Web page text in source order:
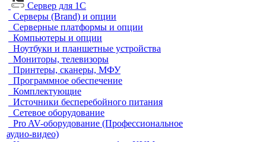
Сервер для 1С
Серверы (Brand) и опции
Серверные платформы и опции
Компьютеры и опции
Ноутбуки и планшетные устройства
Мониторы, телевизоры
Принтеры, сканеры, МФУ
Программное обеспечение
Комплектующие
Источники бесперебойного питания
Сетевое оборудование
Pro AV-оборудование (Профессиональное
аудио-видео)